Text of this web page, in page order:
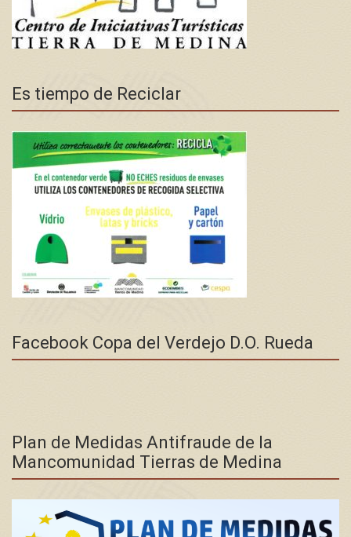
Es tiempo de Reciclar
Facebook Copa del Verdejo D.O. Rueda
Plan de Medidas Antifraude de la
Mancomunidad Tierras de Medina